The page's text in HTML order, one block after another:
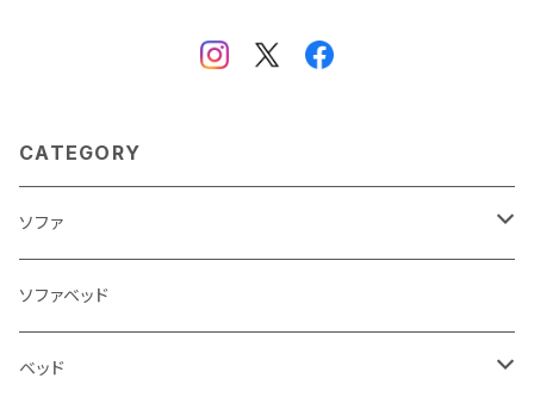
CATEGORY
ソファ
3人掛け
2.5人掛け
ソファベッド
ベッド